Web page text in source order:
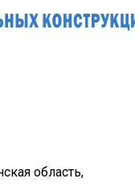
область,